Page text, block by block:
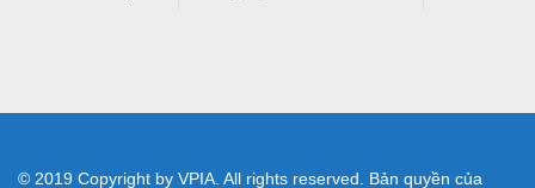
© 2019 Copyright by VPIA. All rights reserved. Bản quyền của